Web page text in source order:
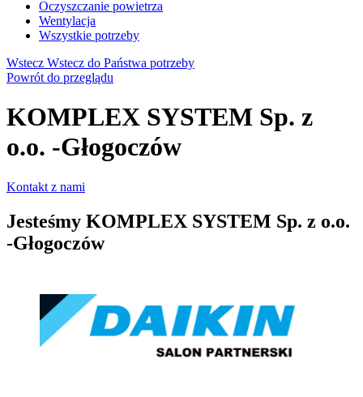
Oczyszczanie powietrza
Wentylacja
Wszystkie potrzeby
Wstecz Wstecz do Państwa potrzeby
Powrót do przeglądu
KOMPLEX SYSTEM Sp. z
o.o. -Głogoczów
Kontakt z nami
Jesteśmy KOMPLEX SYSTEM Sp. z o.o.
-Głogoczów